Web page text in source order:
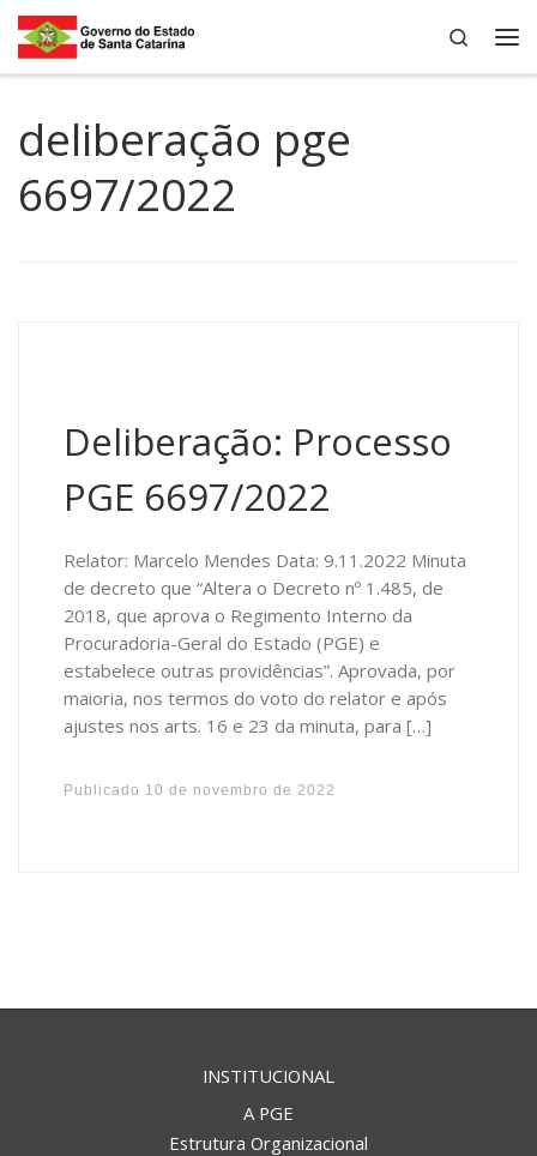
Skip to content
Search
deliberação pge
6697/2022
Deliberação: Processo
PGE 6697/2022
Relator: Marcelo Mendes Data: 9.11.2022 Minuta
de decreto que “Altera o Decreto nº 1.485, de
2018, que aprova o Regimento Interno da
Procuradoria-Geral do Estado (PGE) e
estabelece outras providências”. Aprovada, por
maioria, nos termos do voto do relator e após
ajustes nos arts. 16 e 23 da minuta, para […]
Publicado 10 de novembro de 2022
INSTITUCIONAL
A PGE
Estrutura Organizacional